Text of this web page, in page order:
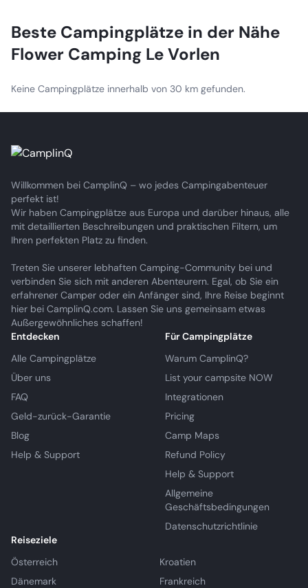
Beste Campingplätze in der Nähe
Flower Camping Le Vorlen
Keine Campingplätze innerhalb von 30 km gefunden.
Willkommen bei CamplinQ – wo jedes Campingabenteuer
perfekt ist!
Wir haben Campingplätze aus Europa und darüber hinaus, alle
mit detaillierten Beschreibungen und praktischen Filtern, um
Ihren perfekten Platz zu finden.
Treten Sie unserer lebhaften Camping-Community bei und
verbinden Sie sich mit anderen Abenteurern. Egal, ob Sie ein
erfahrener Camper oder ein Anfänger sind, Ihre Reise beginnt
hier bei CamplinQ.com. Lassen Sie uns gemeinsam etwas
Außergewöhnliches schaffen!
Entdecken
Alle Campingplätze
Über uns
FAQ
Geld-zurück-Garantie
Blog
Help & Support
Für Campingplätze
Warum CamplinQ?
List your campsite NOW
Integrationen
Pricing
Camp Maps
Refund Policy
Help & Support
Allgemeine
Geschäftsbedingungen
Datenschutzrichtlinie
Reiseziele
Österreich
Kroatien
Dänemark
Frankreich